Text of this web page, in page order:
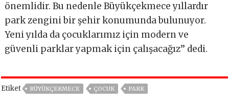
önemlidir. Bu nedenle Büyükçekmece yıllardır
park zengini bir şehir konumunda bulunuyor.
Yeni yılda da çocuklarımız için modern ve
güvenli parklar yapmak için çalışacağız’’ dedi.
Etiket BÜYÜKÇEKMECE ÇOCUK PARK